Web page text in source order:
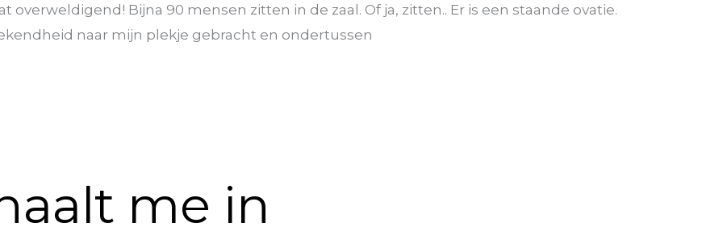
Bijna 90 mensen zitten in de zaal. Of ja, zitten.. Er is een staande ovatie.
naar mijn plekje gebracht en ondertussen
me in